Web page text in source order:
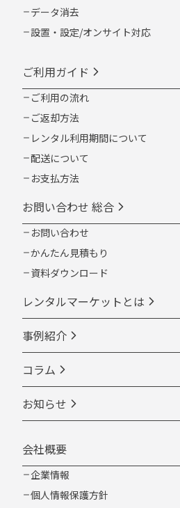
データ消去
設置・設定/オンサイト対応
ご利用ガイド
ご利用の流れ
ご返却方法
レンタル利用期間について
配送について
お支払方法
お問い合わせ 総合
お問い合わせ
かんたん見積もり
資料ダウンロード
レンタルマーケットとは
事例紹介
コラム
お知らせ
会社概要
企業情報
個人情報保護方針